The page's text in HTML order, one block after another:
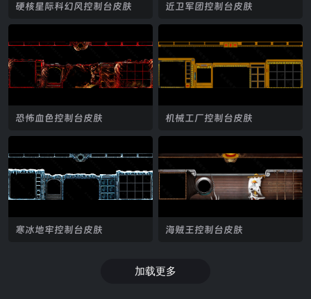
硬核星际科幻风控制台皮肤 近卫军团控制台皮肤
恐怖血色控制台皮肤 机械工厂控制台皮肤
寒冰地牢控制台皮肤 海贼王控制台皮肤
加载更多